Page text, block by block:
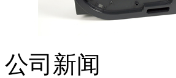
公司新闻